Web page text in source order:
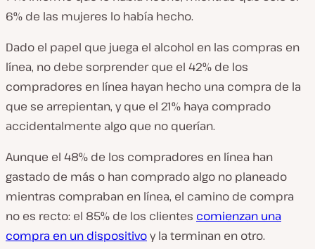
6% de las mujeres lo había hecho.
Dado el papel que juega el alcohol en las compras en
línea, no debe sorprender que el 42% de los
compradores en línea hayan hecho una compra de la
que se arrepientan, y que el 21% haya comprado
accidentalmente algo que no querían.
Aunque el 48% de los compradores en línea han
gastado de más o han comprado algo no planeado
mientras compraban en línea, el camino de compra
no es recto: el 85% de los clientes comienzan una
compra en un dispositivoy la terminan en otro.